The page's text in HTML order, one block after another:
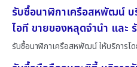
รับซื้อนาฬิกาเครือสหพัฒน์
ไอที ขายของหลุดจำนำ และ
รับซื้อนาฬิกาเครือสหพัฒน์ ให้บริการโ